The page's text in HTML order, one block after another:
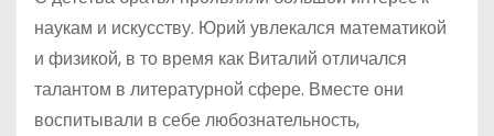
наукам и искусству. Юрий увлекался математикой
и физикой, в то время как Виталий отличался
талантом в литературной сфере. Вместе они
воспитывали в себе любознательность,